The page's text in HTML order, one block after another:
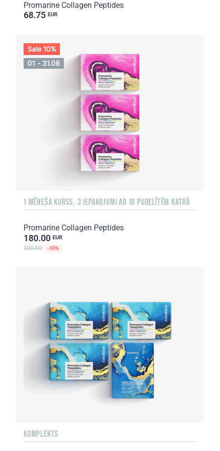
Promarine Collagen Peptides
68.75 EUR
Sale 10%
01 - 31.08
1 MĒNEŠA KURSS, 3 IEPAKOJUMI AR 10 PUDELĪTĒM KATRĀ
Promarine Collagen Peptides
180.00 EUR
200.00 -10%
KOMPLEKTS